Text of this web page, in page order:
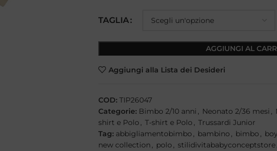
TAGLIA
AGGIUNGI AL
Aggiungi alla Lista dei Desideri
COD: TIP26047
Categorie: Bimbo 2/10 anni , Neonato 2/36 mesi ,
shirt e Polo , T-shirt e Polo , Trussardi Junior
Tag: abbigliamentobimbo , bambino , bimbo , boy
new collection , polo , stilidivitababyconceptstore